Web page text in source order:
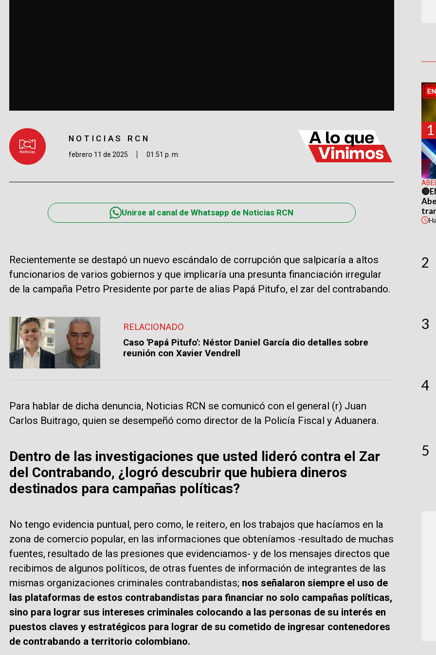
NOTICIAS RCN
febrero 11 de 2025 01:51 p. m.
Unirse al canal de Whatsapp de Noticias RCN
Recientemente se destapó un nuevo escándalo de corrupción que salpicaría a altos
funcionarios de varios gobiernos y que implicaría una presunta financiación irregular
de la campaña Petro Presidente por parte de alias Papá Pitufo, el zar del contrabando.
RELACIONADO
Caso 'Papá Pitufo': Néstor Daniel García dio detalles sobre
reunión con Xavier Vendrell
Para hablar de dicha denuncia, Noticias RCN se comunicó con el general (r) Juan
Carlos Buitrago, quien se desempeñó como director de la Policía Fiscal y Aduanera.
Dentro de las investigaciones que usted lideró contra el Zar
del Contrabando, ¿logró descubrir que hubiera dineros
destinados para campañas políticas?
No tengo evidencia puntual, pero como, le reitero, en los trabajos que hacíamos en la
zona de comercio popular, en las informaciones que obteníamos -resultado de muchas
fuentes, resultado de las presiones que evidenciamos- y de los mensajes directos que
recibimos de algunos políticos, de otras fuentes de información de integrantes de las
mismas organizaciones criminales contrabandistas; nos señalaron siempre el uso de
las plataformas de estos contrabandistas para financiar no solo campañas políticas,
sino para lograr sus intereses criminales colocando a las personas de su interés en
puestos claves y estratégicos para lograr de su cometido de ingresar contenedores
de contrabando a territorio colombiano.
1
2
3
4
5